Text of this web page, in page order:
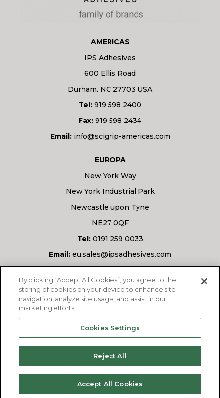
AMERICAS
IPS Adhesives
600 Ellis Road
Durham, NC 27703 USA
Tel: 919 598 2400
Fax: 919 598 2434
Email: info@scigrip-americas.com
EUROPA
New York Way
New York Industrial Park
Newcastle upon Tyne
NE27 0QF
Tel:0191 259 0033
Email: eu.sales@ipsadhesives.com
Masz pytanie?
prawa zastrzeżone.
By clicking “Accept All Cookies”, you agree to the
storing of cookies on your device to enhance site
navigation, analyze site usage, and assist in our
marketing efforts.
Cookies Settings
Reject All
Accept All Cookies